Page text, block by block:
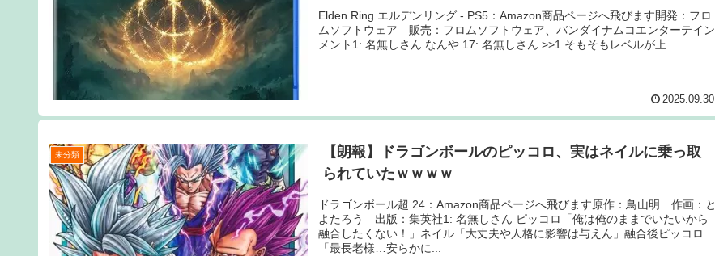
Elden Ring エルデンリング - PS5：Amazon商品ページへ飛びます開発：フロ
ムソフトウェア 販売：フロムソフトウェア、バンダイナムコエンターテイン
メント1: 名無しさん なんや 17: 名無しさん >>1 そもそもレベルが上...
2025.09.30
未分類
【朗報】ドラゴンボールのピッコロ、実はネイルに乗っ取
られていたｗｗｗｗ
ドラゴンボール超 24：Amazon商品ページへ飛びます原作：鳥山明 作画：と
よたろう 出版：集英社1: 名無しさん ピッコロ「俺は俺のままでいたいから
融合したくない！」ネイル「大丈夫や人格に影響は与えん」融合後ピッコロ
「最長老様…安らかに...